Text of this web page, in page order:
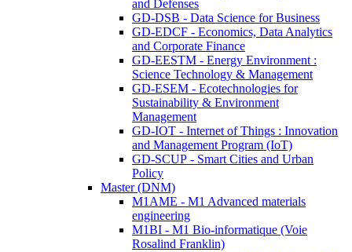
and Defenses
GD-DSB - Data Science for Business
GD-EDCF - Economics, Data Analytics
and Corporate Finance
GD-EESTM - Energy Environment :
Science Technology & Management
GD-ESEM - Ecotechnologies for
Sustainability & Environment
Management
GD-IOT - Internet of Things : Innovation
and Management Program (IoT)
GD-SCUP - Smart Cities and Urban
Policy
Master (DNM)
M1AME - M1 Advanced materials
engineering
M1BI - M1 Bio-informatique (Voie
Rosalind Franklin)